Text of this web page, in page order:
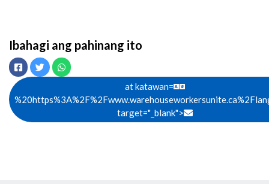
Ibahagi ang pahinang ito
Facebook
TwitterWhatsapp
at katawan=
target="_blank">
Email